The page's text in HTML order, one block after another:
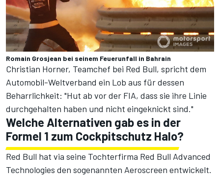
Romain Grosjean bei seinem Feuerunfall in Bahrain
Christian Horner, Teamchef bei Red Bull, spricht dem
Automobil-Weltverband ein Lob aus für dessen
Beharrlichkeit: "Hut ab vor der FIA, dass sie ihre Linie
durchgehalten haben und nicht eingeknickt sind."
Welche Alternativen gab es in der
Formel 1 zum Cockpitschutz Halo?
Red Bull hat via seine Tochterfirma Red Bull Advanced
Technologies den sogenannten Aeroscreen entwickelt.